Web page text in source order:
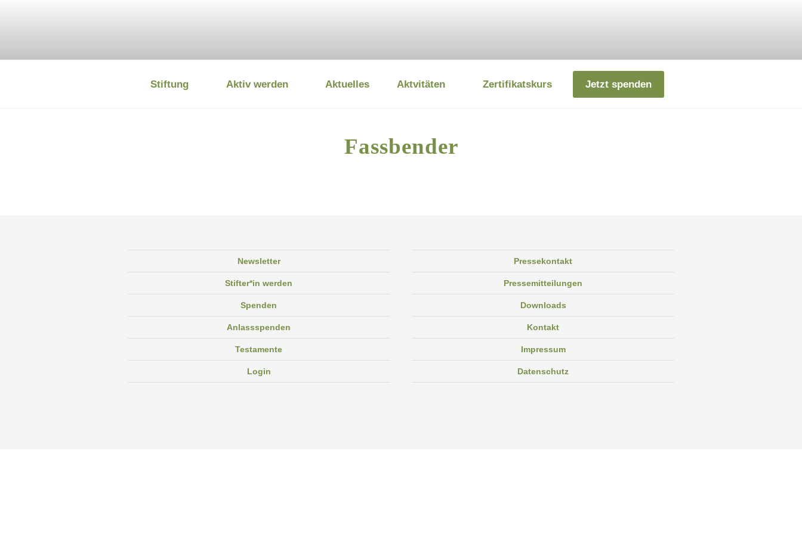
DEUTSCHE UMWELTSTIFTUNG
Stiftung Aktiv werden Aktuelles Aktvitäten Zertifikatskurs Jetzt spenden
Fassbender
Newsletter
Stifter*in werden
Spenden
Anlassspenden
Testamente
Login
Pressekontakt
Pressemitteilungen
Downloads
Kontakt
Impressum
Datenschutz